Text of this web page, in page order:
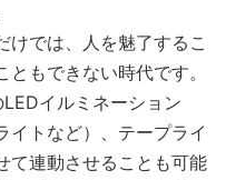
けでは、人を魅了するこ
もできない時代です。
イルミネーション
イトなど）、テープライ
て連動させることも可能